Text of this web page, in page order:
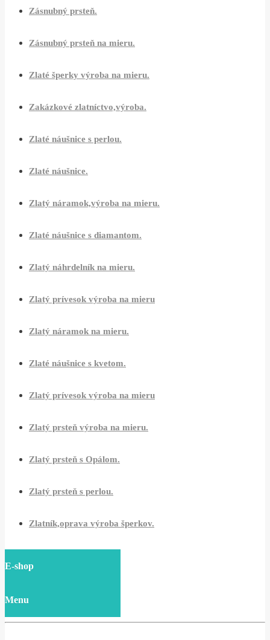
Zásnubný prsteň.
Zásnubný prsteň na mieru.
Zlaté šperky výroba na mieru.
Zakázkové zlatníctvo,výroba.
Zlaté náušnice s perlou.
Zlaté náušnice.
Zlatý náramok,výroba na mieru.
Zlaté náušnice s diamantom.
Zlatý náhrdelník na mieru.
Zlatý prívesok výroba na mieru
Zlatý náramok na mieru.
Zlaté náušnice s kvetom.
Zlatý prívesok výroba na mieru
Zlatý prsteň výroba na mieru.
Zlatý prsteň s Opálom.
Zlatý prsteň s perlou.
Zlatník,oprava výroba šperkov.
E-shop
Menu